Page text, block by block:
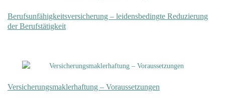
Berufsunfähigkeitsversicherung – leidensbedingte Reduzierung
der Berufstätigkeit
Versicherungsmaklerhaftung – Voraussetzungen